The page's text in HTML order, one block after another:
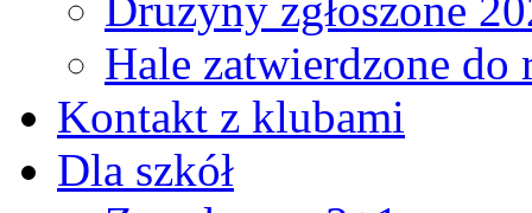
Hale zatwierdzone
Kontakt z klubami
Dla szkół